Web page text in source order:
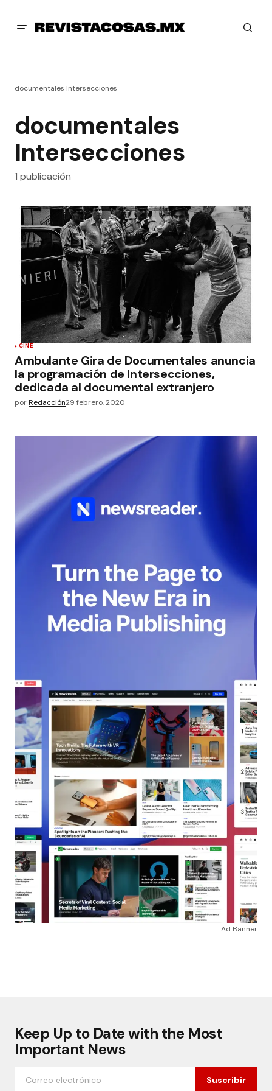
documentales Intersecciones
documentales
Intersecciones
1 publicación
CINE
Ambulante Gira de Documentales anuncia
la programación de Intersecciones,
dedicada al documental extranjero
porRedacción29 febrero, 2020
Ad Banner
Keep Up to Date with the Most
Important News
Suscribir